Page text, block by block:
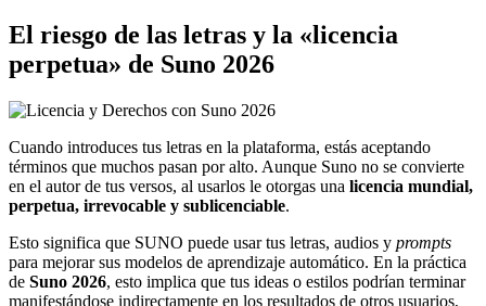
El riesgo de las letras y la «licencia
perpetua» de Suno 2026
Cuando introduces tus letras en la plataforma, estás aceptando
términos que muchos pasan por alto. Aunque Suno no se convierte
en el autor de tus versos, al usarlos le otorgas una licencia mundial,
perpetua, irrevocable y sublicenciable.
Esto significa que SUNO puede usar tus letras, audios y prompts
para mejorar sus modelos de aprendizaje automático. En la práctica
de Suno 2026, esto implica que tus ideas o estilos podrían terminar
manifestándose indirectamente en los resultados de otros usuarios,